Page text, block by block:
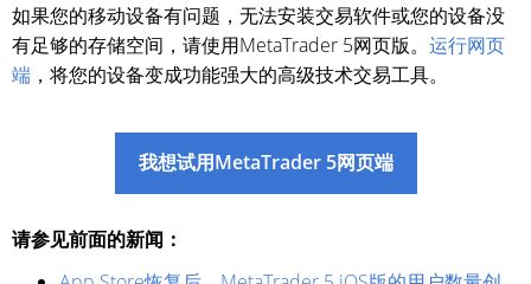
如果您的移动设备有问题，无法安装交易软件或您的设备没
有足够的存储空间，请使用MetaTrader 5网页版。 运行网页
端 ，将您的设备变成功能强大的高级技术交易工具。
我想试用MetaTrader 5网页端
请参见前面的新闻：